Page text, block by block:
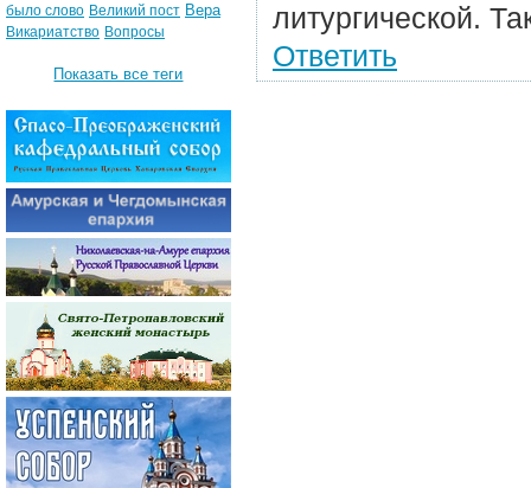
литургической.
Ответить
было слово Великий пост Вера
Викариатство Вопросы
Показать все теги